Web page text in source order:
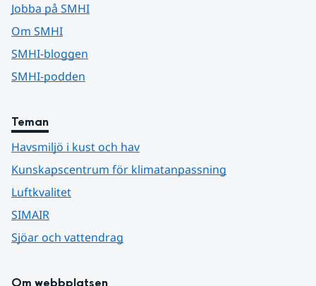
Jobba på SMHI
Om SMHI
SMHI-bloggen
SMHI-podden
Teman
Havsmiljö i kust och hav
Kunskapscentrum för klimatanpassning
Luftkvalitet
SIMAIR
Sjöar och vattendrag